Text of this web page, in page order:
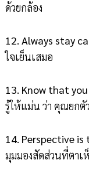
ด้วยกล้อง
12. Always stay
ใจเย็นเสมอ
13. Know that
รู้ให้แม่น ว่า คุณยกตั
14. Perspective is
มุมมองสัดส่วนที่ตาเ